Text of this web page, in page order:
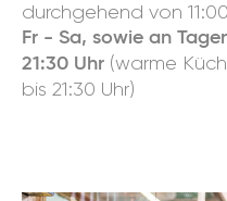
durchgehend von
Fr - Sa, sowie an
21:30 Uhr (warme
bis 21:30 Uhr)